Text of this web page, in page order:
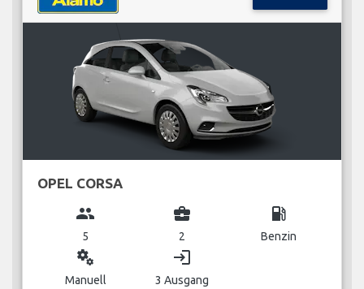
OPEL CORSA
group
5
business_center
2
local_gas_station
Benzin
miscellaneous_services
Manuell
login
3 Ausgang